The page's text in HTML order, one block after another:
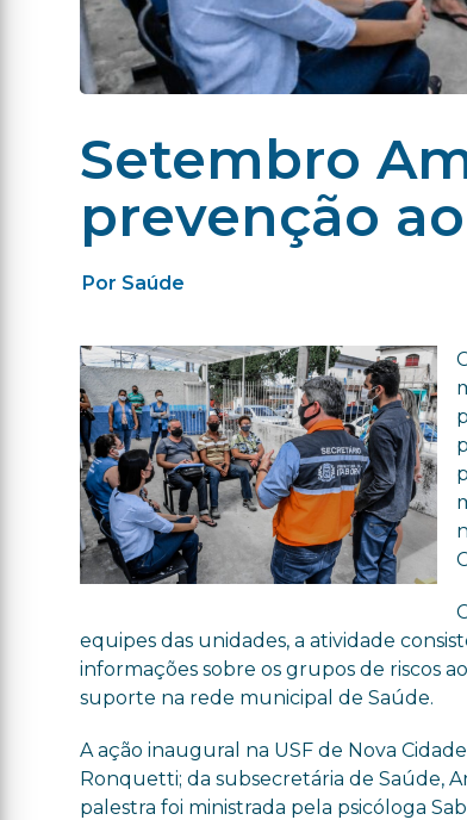
Setembro
prevenção
Por Saúde
equipes das unidades, a atividade
informações sobre os grupos de riscos
suporte na rede municipal de Saúde.
A ação inaugural na USF de Nova
Ronquetti; da subsecretária de Saúde,
palestra foi ministrada pela psicóloga